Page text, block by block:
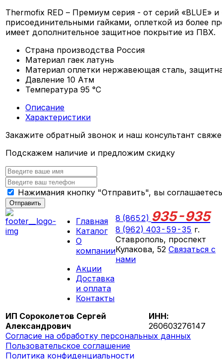
Thermofix RED – Премиум серия - от серий «BLUE»
присоединительными гайками, оплеткой из более
имеет дополнительное защитное покрытие из ПВХ.
Страна производства Россия
Материал гаек латунь
Материал оплетки нержавеющая сталь,
Давление 10 Атм
Температура 95 °С
Описание
Характеристики
Закажите обратный звонок и наш консультант
Подскажем наличие и предложим скидку
Нажимания кнопку "Отправить", вы
Отправить
Главная
Каталог
О
компании
Акции
Доставка
и оплата
Контакты
8 (8652) 935-935
8 (962) 403-59-35 г.
Ставрополь, проспект
Кулакова, 52Связаться с
нами
ИП Сороколетов Сергей
Александрович
ИНН:
260603276147
Согласие на обработку персональных данных
Пользовательское соглашение
Политика конфиденциальности